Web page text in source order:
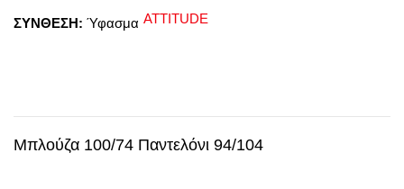
ΣΥΝΘΕΣΗ: Ύφασμα ATTITUDE
Μπλούζα 100/74 Παντελόνι 94/104